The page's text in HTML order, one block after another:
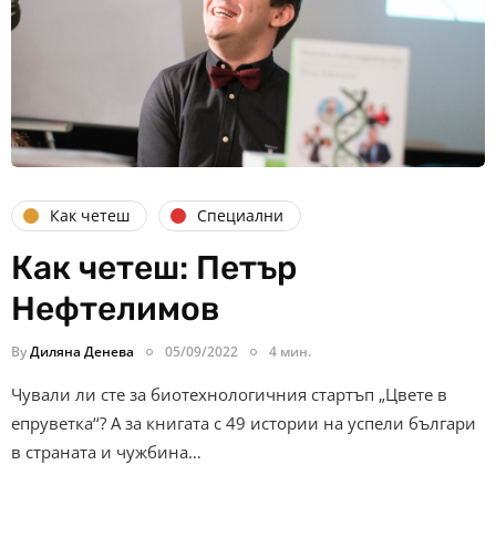
Как четеш Специални
Как четеш: Петър
Нефтелимов
ByДиляна Денева 05/09/2022 4 мин.
Чували ли сте за биотехнологичния стартъп „Цвете в
епруветка‘‘? А за книгата с 49 истории на успели българи
в страната и чужбина…